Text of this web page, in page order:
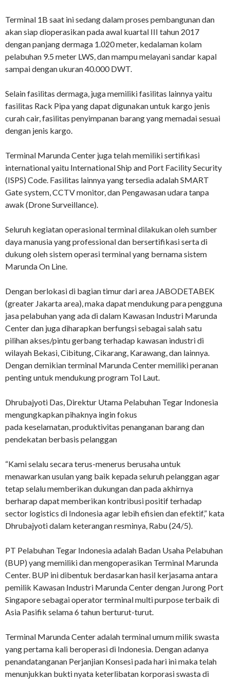
Terminal 1B saat ini sedang dalam proses pembangunan dan
akan siap dioperasikan pada awal kuartal III tahun 2017
dengan panjang dermaga 1.020 meter, kedalaman kolam
pelabuhan 9.5 meter LWS, dan mampu melayani sandar kapal
sampai dengan ukuran 40.000 DWT.
Selain fasilitas dermaga, juga memiliki fasilitas lainnya yaitu
fasilitas Rack Pipa yang dapat digunakan untuk kargo jenis
curah cair, fasilitas penyimpanan barang yang memadai sesuai
dengan jenis kargo.
Terminal Marunda Center juga telah memiliki sertifikasi
international yaitu International Ship and Port Facility Security
(ISPS) Code. Fasilitas lainnya yang tersedia adalah SMART
Gate system, CCTV monitor, dan Pengawasan udara tanpa
awak (Drone Surveillance).
Seluruh kegiatan operasional terminal dilakukan oleh sumber
daya manusia yang professional dan bersertifikasi serta di
dukung oleh sistem operasi terminal yang bernama sistem
Marunda On Line.
Dengan berlokasi di bagian timur dari area JABODETABEK
(greater Jakarta area), maka dapat mendukung para pengguna
jasa pelabuhan yang ada di dalam Kawasan Industri Marunda
Center dan juga diharapkan berfungsi sebagai salah satu
pilihan akses/pintu gerbang terhadap kawasan industri di
wilayah Bekasi, Cibitung, Cikarang, Karawang, dan lainnya.
Dengan demikian terminal Marunda Center memiliki peranan
penting untuk mendukung program Tol Laut.
Dhrubajyoti Das, Direktur Utama Pelabuhan Tegar Indonesia
mengungkapkan pihaknya ingin fokus
pada keselamatan, produktivitas penanganan barang dan
pendekatan berbasis pelanggan
“Kami selalu secara terus-menerus berusaha untuk
menawarkan usulan yang baik kepada seluruh pelanggan agar
tetap selalu memberikan dukungan dan pada akhirnya
berharap dapat memberikan kontribusi positif terhadap
sector logistics di Indonesia agar lebih efisien dan efektif,” kata
Dhrubajyoti dalam keterangan resminya, Rabu (24/5).
PT Pelabuhan Tegar Indonesia adalah Badan Usaha Pelabuhan
(BUP) yang memiliki dan mengoperasikan Terminal Marunda
Center. BUP ini dibentuk berdasarkan hasil kerjasama antara
pemilik Kawasan Industri Marunda Center dengan Jurong Port
Singapore sebagai operator terminal multi purpose terbaik di
Asia Pasifik selama 6 tahun berturut-turut.
Terminal Marunda Center adalah terminal umum milik swasta
yang pertama kali beroperasi di Indonesia. Dengan adanya
penandatanganan Perjanjian Konsesi pada hari ini maka telah
menunjukkan bukti nyata keterlibatan korporasi swasta di